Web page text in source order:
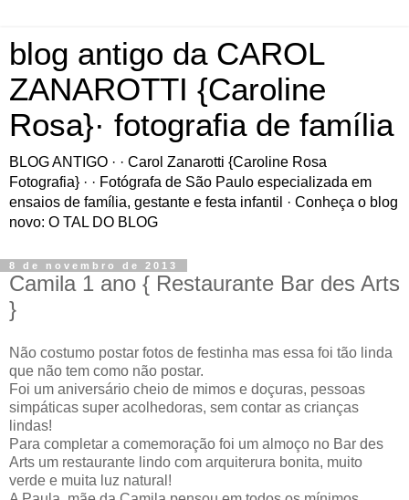
blog antigo da CAROL
ZANAROTTI {Caroline
Rosa}· fotografia de família
BLOG ANTIGO · · Carol Zanarotti {Caroline Rosa
Fotografia} · · Fotógrafa de São Paulo especializada em
ensaios de família, gestante e festa infantil · Conheça o blog
novo: O TAL DO BLOG
8 de novembro de 2013
Camila 1 ano { Restaurante Bar des Arts
}
Não costumo postar fotos de festinha mas essa foi tão linda
que não tem como não postar.
Foi um aniversário cheio de mimos e doçuras, pessoas
simpáticas super acolhedoras, sem contar as crianças
lindas!
Para completar a comemoração foi um almoço no Bar des
Arts um restaurante lindo com arquiterura bonita, muito
verde e muita luz natural!